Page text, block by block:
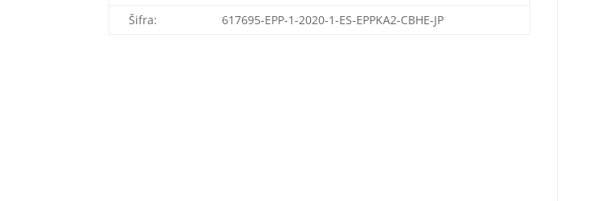
Šifra:
617695-EPP-1-2020-1-ES-EPPKA2-CBHE-JP